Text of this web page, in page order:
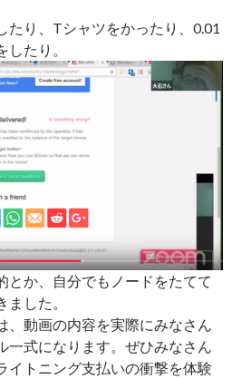
たり、Tシャツをかったり、0.01
たり。
とか、自分でもノードをたてて
した。
動画の内容を実際にみなさん
一式になります。ぜひみなさん
イトニング支払いの衝撃を体験